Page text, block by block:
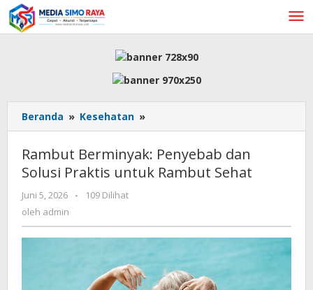
Lewati
ke
konten
Beranda » Kesehatan »
Berminyak:
dan
Solusi
Rambut Berminyak: Penyebab dan
Solusi Praktis untuk Rambut Sehat
Juni 5, 2026
oleh
-
109 Dilihat
oleh admin